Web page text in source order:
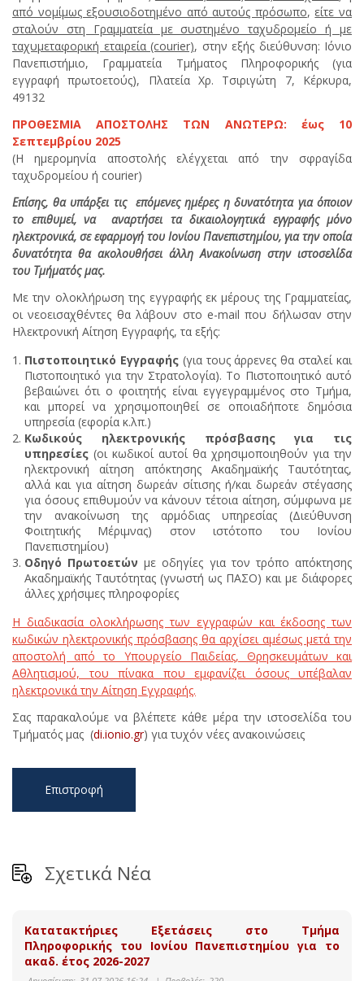
από νομίμως εξουσιοδοτημένο από αυτούς πρόσωπο, είτε να
σταλούν στη Γραμματεία με συστημένο ταχυδρομείο ή με
ταχυμεταφορική εταιρεία (courier), στην εξής διεύθυνση: Ιόνιο
Πανεπιστήμιο, Γραμματεία Τμήματος Πληροφορικής (για
εγγραφή πρωτοετούς), Πλατεία Χρ. Τσιριγώτη 7, Κέρκυρα,
49132
ΠΡΟΘΕΣΜΙΑ ΑΠΟΣΤΟΛΗΣ ΤΩΝ ΑΝΩΤΕΡΩ: έως 10
Σεπτεμβρίου 2025
(Η ημερομηνία αποστολής ελέγχεται από την σφραγίδα
ταχυδρομείου ή courier)
Επίσης, θα υπάρξει τις επόμενες ημέρες η δυνατότητα για όποιον
το επιθυμεί, να αναρτήσει τα δικαιολογητικά εγγραφής μόνο
ηλεκτρονικά, σε εφαρμογή του Ιονίου Πανεπιστημίου, για την οποία
δυνατότητα θα ακολουθήσει άλλη Ανακοίνωση στην ιστοσελίδα
του Τμήματός μας.
Με την ολοκλήρωση της εγγραφής εκ μέρους της Γραμματείας,
οι νεοεισαχθέντες θα λάβουν στο e-mail που δήλωσαν στην
Ηλεκτρονική Αίτηση Εγγραφής, τα εξής:
Πιστοποιητικό Εγγραφής(για τους άρρενες θα σταλεί και
Πιστοποιητικό για την Στρατολογία). Το Πιστοποιητικό αυτό
βεβαιώνει ότι ο φοιτητής είναι εγγεγραμμένος στο Τμήμα,
και μπορεί να χρησιμοποιηθεί σε οποιαδήποτε δημόσια
υπηρεσία (εφορία κ.λπ.)
Κωδικούς ηλεκτρονικής πρόσβασης για τις
υπηρεσίες (οι κωδικοί αυτοί θα χρησιμοποιηθούν για την
ηλεκτρονική αίτηση απόκτησης Ακαδημαϊκής Ταυτότητας,
αλλά και για αίτηση δωρεάν σίτισης ή/και δωρεάν στέγασης
για όσους επιθυμούν να κάνουν τέτοια αίτηση, σύμφωνα με
την ανακοίνωση της αρμόδιας υπηρεσίας (Διεύθυνση
Φοιτητικής Μέριμνας) στον ιστότοπο του Ιονίου
Πανεπιστημίου)
Οδηγό Πρωτοετών με οδηγίες για τον τρόπο απόκτησης
Ακαδημαϊκής Ταυτότητας (γνωστή ως ΠΑΣΟ) και με διάφορες
άλλες χρήσιμες πληροφορίες
Η διαδικασία ολοκλήρωσης των εγγραφών και έκδοσης των
κωδικών ηλεκτρονικής πρόσβασης θα αρχίσει αμέσως μετά την
αποστολή από το Υπουργείο Παιδείας, Θρησκευμάτων και
Αθλητισμού, του πίνακα που εμφανίζει όσους υπέβαλαν
ηλεκτρονικά την Αίτηση Εγγραφής.
Σας παρακαλούμε να βλέπετε κάθε μέρα την ιστοσελίδα του
Τμήματός μας (di.ionio.gr) για τυχόν νέες ανακοινώσεις
Επιστροφή
Σχετικά Νέα
Κατατακτήριες Εξετάσεις στο Τμήμα
Πληροφορικής του Ιονίου Πανεπιστημίου για το
ακαδ. έτος 2026-2027